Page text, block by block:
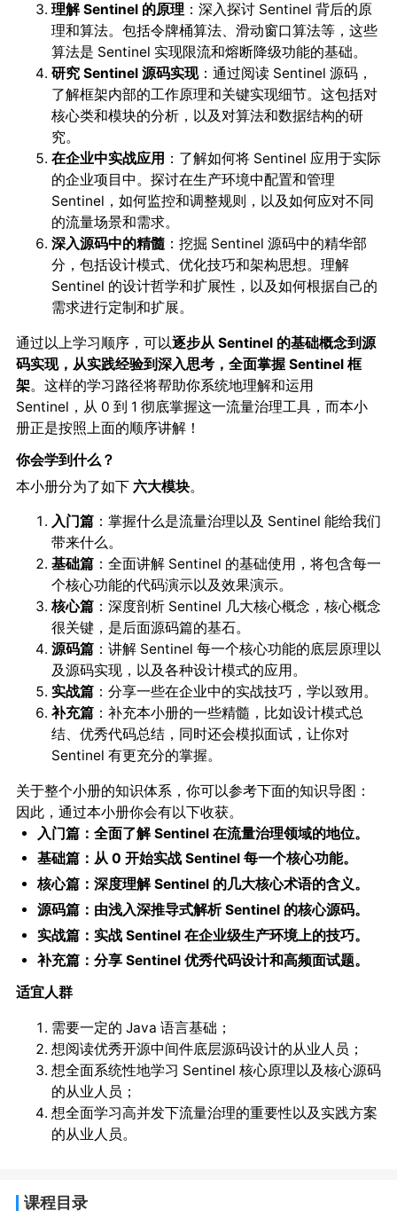
理解 Sentinel 的原理 ：深入探讨 Sentinel 背后的原
理和算法。包括令牌桶算法、滑动窗口算法等，这些
算法是 Sentinel 实现限流和熔断降级功能的基础。
研究 Sentinel 源码实现：通过阅读 Sentinel 源码，
了解框架内部的工作原理和关键实现细节。这包括对
核心类和模块的分析，以及对算法和数据结构的研
究。
在企业中实战应用 ：了解如何将 Sentinel 应用于实际
的企业项目中。探讨在生产环境中配置和管理
Sentinel，如何监控和调整规则，以及如何应对不同
的流量场景和需求。
深入源码中的精髓：挖掘 Sentinel 源码中的精华部
分，包括设计模式、优化技巧和架构思想。理解
Sentinel 的设计哲学和扩展性，以及如何根据自己的
需求进行定制和扩展。
通过以上学习顺序，可以逐步从 Sentinel 的基础概念到源
码实现，从实践经验到深入思考，全面掌握 Sentinel 框
架。这样的学习路径将帮助你系统地理解和运用
Sentinel，从 0 到 1 彻底掌握这一流量治理工具，而本小
册正是按照上面的顺序讲解！
你会学到什么？
本小册分为了如下 六大模块。
入门篇：掌握什么是流量治理以及 Sentinel 能给我们
带来什么。
基础篇：全面讲解 Sentinel 的基础使用，将包含每一
个核心功能的代码演示以及效果演示。
核心篇：深度剖析 Sentinel 几大核心概念，核心概念
很关键，是后面源码篇的基石。
源码篇：讲解 Sentinel 每一个核心功能的底层原理以
及源码实现，以及各种设计模式的应用。
实战篇：分享一些在企业中的实战技巧，学以致用。
补充篇：补充本小册的一些精髓，比如设计模式总
结、优秀代码总结，同时还会模拟面试，让你对
Sentinel 有更充分的掌握。
关于整个小册的知识体系，你可以参考下面的知识导图 ：
因此，通过本小册你会有以下收获。
入门篇：全面了解 Sentinel 在流量治理领域的地位。
基础篇：从 0 开始实战 Sentinel 每一个核心功能。
核心篇：深度理解 Sentinel 的几大核心术语的含义。
源码篇：由浅入深推导式解析 Sentinel 的核心源码。
实战篇：实战 Sentinel 在企业级生产环境上的技巧。
补充篇：分享 Sentinel 优秀代码设计和高频面试题。
适宜人群
需要一定的 Java 语言基础；
想阅读优秀开源中间件底层源码设计的从业人员；
想全面系统性地学习 Sentinel 核心原理以及核心源码
的从业人员；
想全面学习高并发下流量治理的重要性以及实践方案
的从业人员。
课程目录